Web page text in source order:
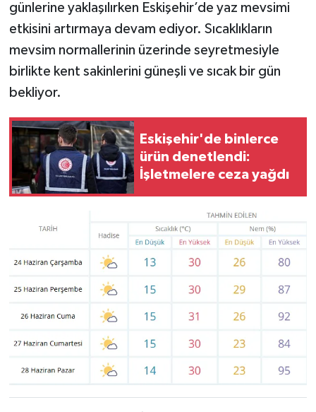
günlerine yaklaşılırken Eskişehir’de yaz mevsimi
etkisini artırmaya devam ediyor. Sıcaklıkların
mevsim normallerinin üzerinde seyretmesiyle
birlikte kent sakinlerini güneşli ve sıcak bir gün
bekliyor.
Eskişehir'de binlerce
ürün denetlendi:
İşletmelere ceza yağdı